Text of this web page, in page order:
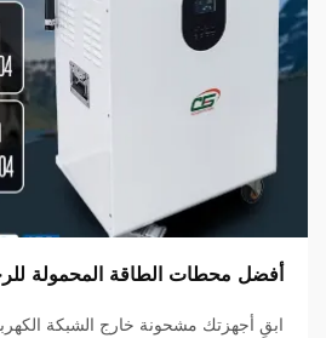
أفضل محطات الطاقة المحمولة
ابقِ أجهزتك مشحونة خارج الشبكة